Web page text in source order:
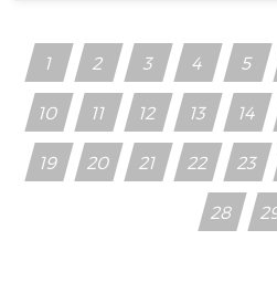
1 2 3 4 5
10 11 12 13 14
19 20 21 22 23
28